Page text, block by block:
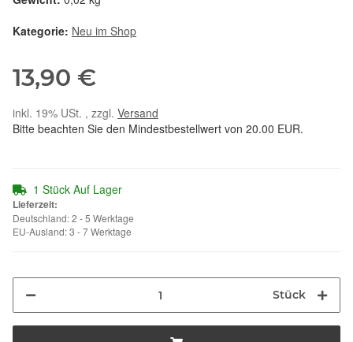
Kategorie: Neu im Shop
13,90 €
inkl. 19% USt. , zzgl. Versand
Bitte beachten Sie den Mindestbestellwert von 20.00 EUR.
1 Stück Auf Lager
Lieferzeit:
Deutschland: 2 - 5 Werktage
EU-Ausland: 3 - 7 Werktage
Stück